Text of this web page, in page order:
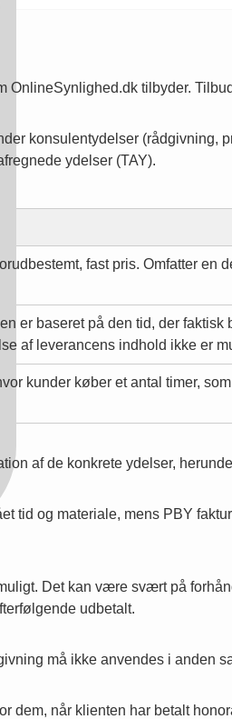
tilbyder.
konsulentydelser
ydelser (TAY).
fast pris. Omfatter en
er baseret på den tid, der faktisk
af leverancens indhold ikke er
kunder køber et antal timer,
af de konkrete ydelser,
tid og materiale, mens PBY
Det kan være svært på
udbetalt.
må ikke anvendes i
dem, når klienten har betalt